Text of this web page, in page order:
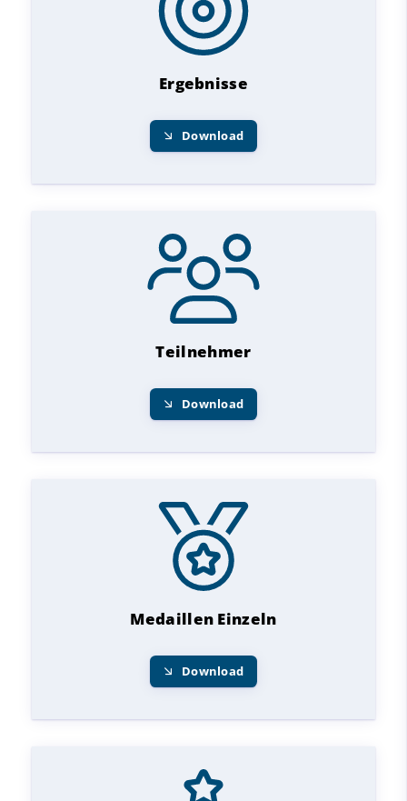
Ergebnisse
Download
Teilnehmer
Download
Medaillen Einzeln
Download